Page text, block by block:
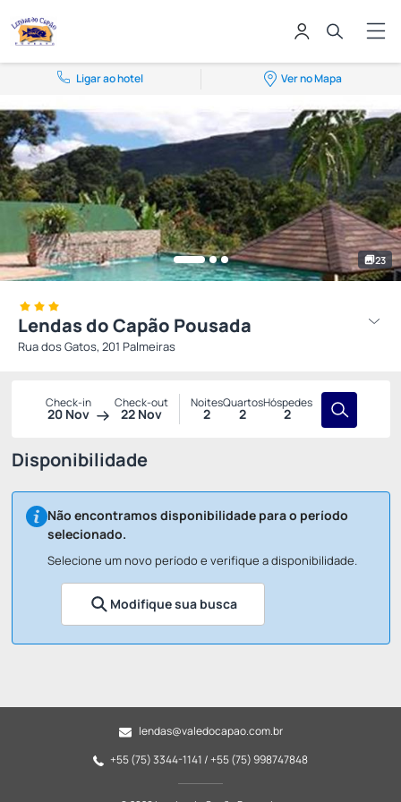
Ligar ao hotel Ver no Mapa
23
Lendas do Capão Pousada
Rua dos Gatos, 201 Palmeiras
Check-in
20 Nov
Check-out
22 Nov
Noites
2
Quartos
2
Hóspedes
2
Disponibilidade
Não encontramos disponibilidade para o período
selecionado.
Selecione um novo período e verifique a disponibilidade.
Modifique sua busca
lendas@valedocapao.com.br
+55 (75) 3344-1141 / +55 (75) 998747848